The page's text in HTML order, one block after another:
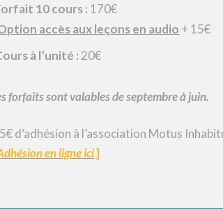
10 cours : 170€
accès aux leçons en audio + 15€
à l’unité : 20€
forfaits sont valables de septembre à juin.
d’adhésion à l’association Motus
en ligne ici]